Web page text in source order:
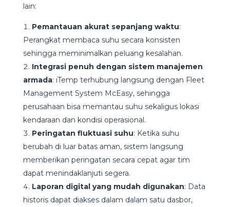
lain:
Pemantauan akurat sepanjang waktu:
Perangkat membaca suhu secara konsisten
sehingga meminimalkan peluang kesalahan.
Integrasi penuh dengan sistem manajemen
armada: iTemp terhubung langsung dengan Fleet
Management System McEasy, sehingga
perusahaan bisa memantau suhu sekaligus lokasi
kendaraan dan kondisi operasional.
Peringatan fluktuasi suhu: Ketika suhu
berubah di luar batas aman, sistem langsung
memberikan peringatan secara cepat agar tim
dapat menindaklanjuti segera.
Laporan digital yang mudah digunakan: Data
historis dapat diakses dalam dalam satu dasbor,